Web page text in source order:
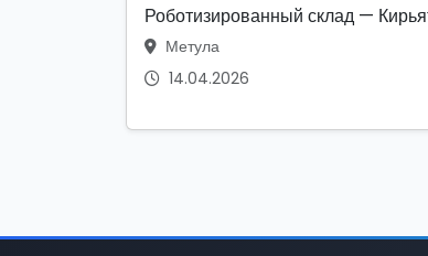
Роботизированный склад —
Метула
14.04.2026